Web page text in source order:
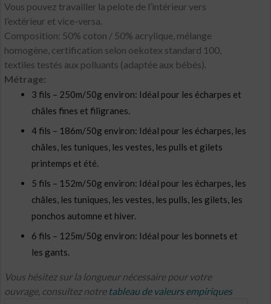
Vous pouvez travailler la pelote de l’intérieur vers
l’extérieur et vice-versa.
Composition: 50% coton / 50% acrylique, mélange
homogène, certification selon oekotex standard 100,
textiles testés aux polluants (adaptée aux bébés).
Métrage:
3 fils – 250m/50g environ: Idéal pour les écharpes et
châles fines et filigranes.
4 fils – 186m/50g environ: Idéal pour les écharpes, les
châles, les tuniques, les vestes, les pulls et gilets
printemps et été.
5 fils – 152m/50g environ: Idéal pour les écharpes, les
châles, les tuniques, les vestes, les pulls, les gilets, les
ponchos automne et hiver.
6 fils – 125m/50g environ: Idéal pour les bonnets et
les gants.
Vous hésitez sur la longueur nécessaire pour votre
ouvrage, consultez notre tableau de valeurs empiriques